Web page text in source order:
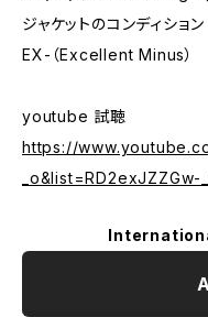
ジャケットのコンディション
EX-（Excellent Minus）
youtube 試聴
https://
_o&list=RD2exJZZGw-